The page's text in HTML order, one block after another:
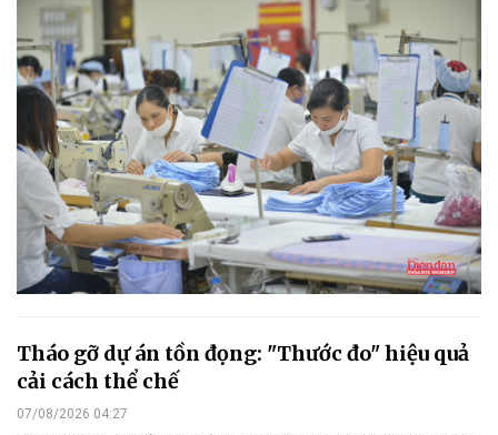
Tháo gỡ dự án tồn đọng: "Thước đo" hiệu quả
cải cách thể chế
07/08/2026 04:27